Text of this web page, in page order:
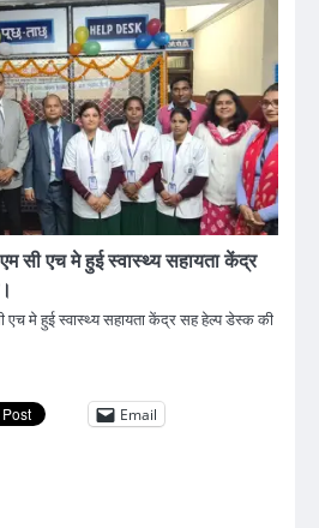
सी एच मे हुई स्वास्थ्य सहायता केंद्र
मे हुई स्वास्थ्य सहायता केंद्र सह हेल्प डेस्क की
Email